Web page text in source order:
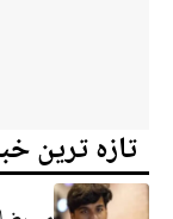
تازہ ترین